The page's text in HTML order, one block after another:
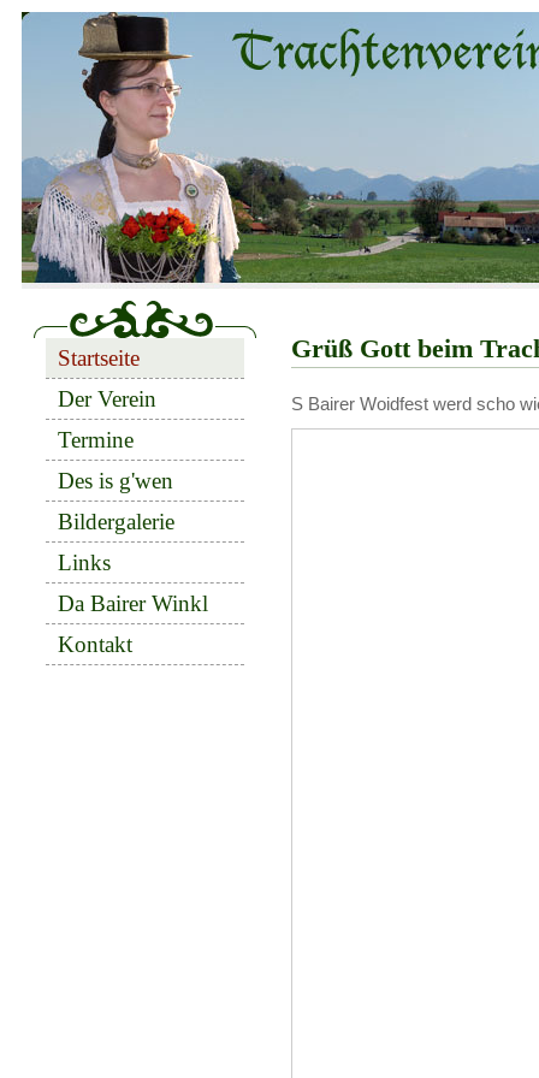
Startseite
Der Verein
Termine
Des is g'wen
Bildergalerie
Links
Da Bairer Winkl
Kontakt
Grüß Gott beim
S Bairer Woidfest werd scho